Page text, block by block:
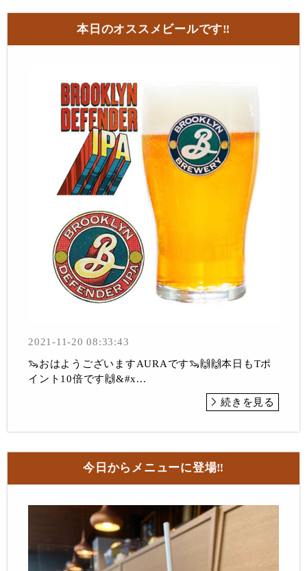
本日のオススメビールです‼︎
2021-11-20 08:33:43
🦦おはようございますAURAです🦦🙌🙌本日もTポ
イント10倍です🙌&#x...
続きを見る
今日からメニューに登場‼︎